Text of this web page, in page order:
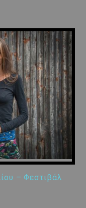
– Φεστιβάλ